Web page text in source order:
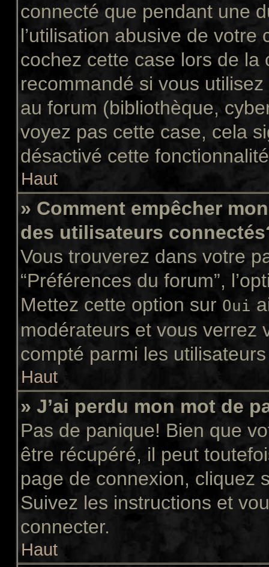
connecté que pendant une
l’utilisation abusive de
cochez cette case lors de la
recommandé si vous
au forum (bibliothèque,
voyez pas cette case, cela
désactivé cette
Haut
» Comment empêcher
des utilisateurs
Vous trouverez dans votre
“Préférences du forum”,
Mettez cette option sur Oui
modérateurs et vous verrez
compté parmi les
Haut
» J’ai perdu mon mot de
Pas de panique! Bien que
être récupéré, il peut
page de connexion, cliquez
Suivez les instructions et
connecter.
Haut